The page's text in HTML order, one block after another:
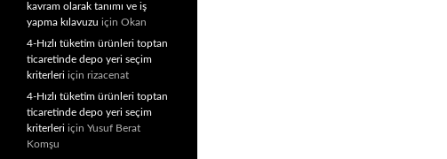
kavram olarak tanımı ve iş
yapma kılavuzu için Okan
4-Hızlı tüketim ürünleri toptan
ticaretinde depo yeri seçim
kriterleri için rizacenat
4-Hızlı tüketim ürünleri toptan
ticaretinde depo yeri seçim
kriterleri için Yusuf Berat
Komşu